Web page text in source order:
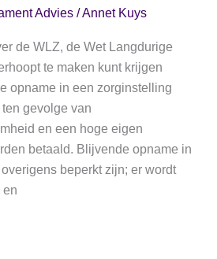
Advies /Annet Kuys
de WLZ, de Wet Langdurige
te maken kunt krijgen
opname in een zorginstelling
gevolge van
en een hoge eigen
betaald. Blijvende opname in
beperkt zijn; er wordt
en